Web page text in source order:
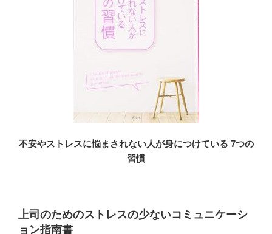
不安やストレスに悩まされない人が身につけている 7つの
習慣
上司のためのストレスの少ないコミュニケーシ
ョン指南書